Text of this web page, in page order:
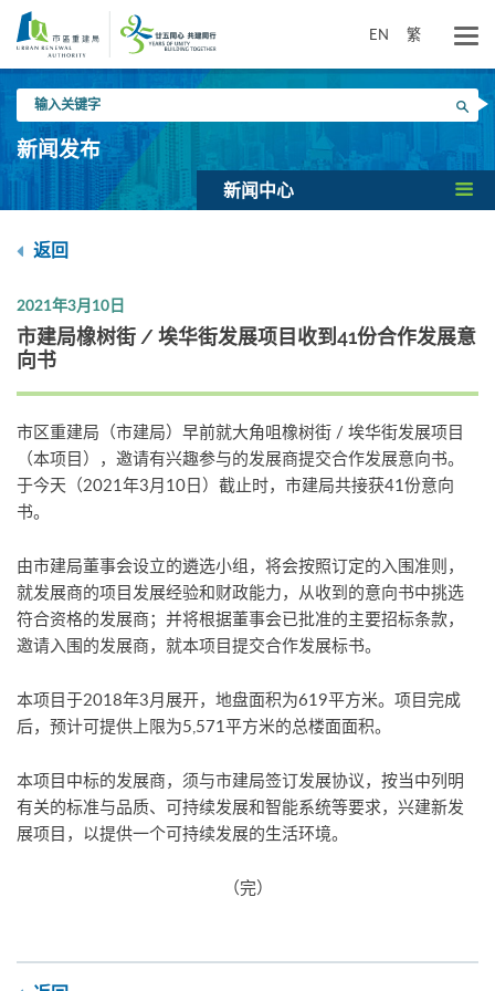
要
EN 繁
入
关
键
搜寻
新闻发布
新闻中心
返回
2021年3月10日
市建局橡树街 / 埃华街发展项目收到41份合作发展意
向书
市区重建局（市建局）早前就大角咀橡树街 / 埃华街发展项目
（本项目），邀请有兴趣参与的发展商提交合作发展意向书。
于今天（2021年3月10日）截止时，市建局共接获41份意向
书。
由市建局董事会设立的遴选小组，将会按照订定的入围准则，
就发展商的项目发展经验和财政能力，从收到的意向书中挑选
符合资格的发展商；并将根据董事会已批准的主要招标条款，
邀请入围的发展商，就本项目提交合作发展标书。
本项目于2018年3月展开，地盘面积为619平方米。项目完成
后，预计可提供上限为5,571平方米的总楼面面积。
本项目中标的发展商，须与市建局签订发展协议，按当中列明
有关的标准与品质、可持续发展和智能系统等要求，兴建新发
展项目，以提供一个可持续发展的生活环境。
（完）